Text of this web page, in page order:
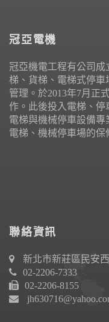
冠亞電機
冠亞機電工程有公司成
梯、貨梯、電梯式停車
管理。於2013年7月正
作。此後投入電梯、
電梯與機械停車設備
電梯、機械停車場的保
聯絡資訊
新北市新莊區民安
02-2206-7333
02-2206-8155